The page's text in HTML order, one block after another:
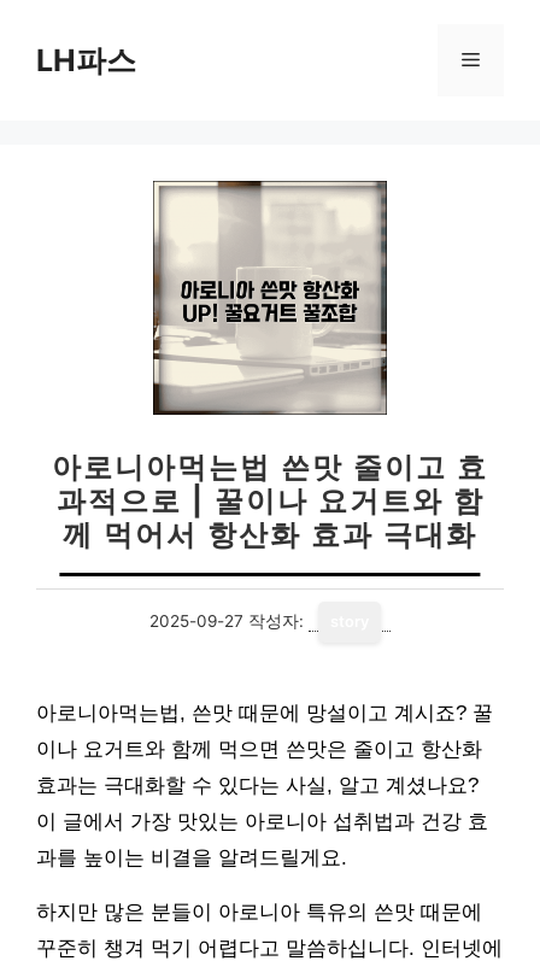
LH파스 메
아로니아먹는법 쓴맛 줄이고 효
과적으로 | 꿀이나 요거트와 함
께 먹어서 항산화 효과 극대화
2025-09-27 작성자:
아로니아먹는법, 쓴맛 때문에 망설이고 계시죠? 꿀
이나 요거트와 함께 먹으면 쓴맛은 줄이고 항산화
효과는 극대화할 수 있다는 사실, 알고 계셨나요?
이 글에서 가장 맛있는 아로니아 섭취법과 건강 효
과를 높이는 비결을 알려드릴게요.
하지만 많은 분들이 아로니아 특유의 쓴맛 때문에
꾸준히 챙겨 먹기 어렵다고 말씀하십니다. 인터넷에